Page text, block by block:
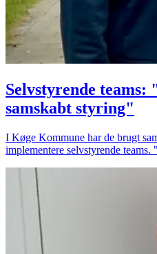
Selvstyrende
samskabt styring"
I Køge Kommune har de brugt
implementere selvstyrende